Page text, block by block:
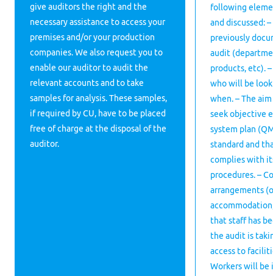
give auditors the right and the
necessary assistance to access your
premises and/or your production
companies. We also request you to
enable our auditor to audit the
relevant accounts and to take
samples for analysis. These samples,
if required by CU, have to be placed
free of charge at the disposal of the
auditor.
following
and discussed:
previously
audit
products, etc).
who will be
when. – The
seek objective
system plan
standard and
complies with
procedures. –
arrangements
that staff has
the audit is
access to
Workers will